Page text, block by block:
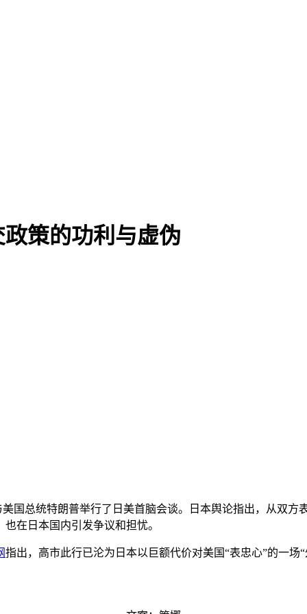
策的功利与虚伪
国总统特朗普举行了日美首脑会谈。日本舆论指出，从双
在日本国内引发争议和担忧。
指出，高市此行已沦为日本以巨额代价对美国“表忠心”的一场